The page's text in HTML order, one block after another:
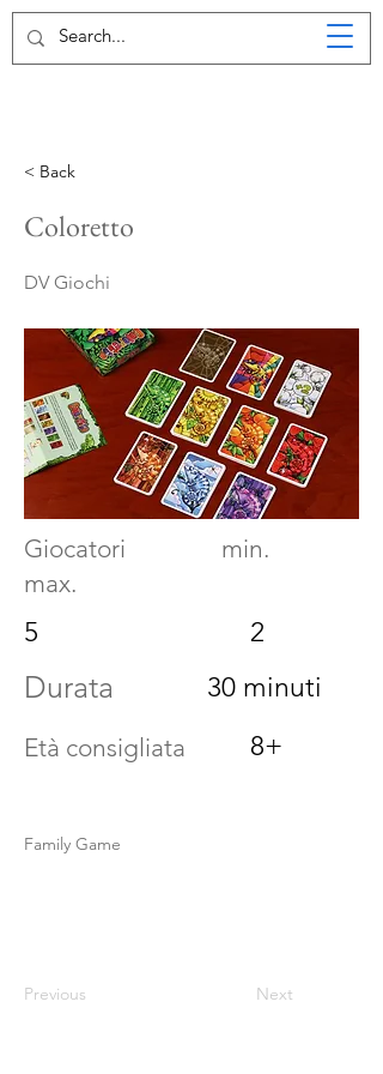
< Back
Coloretto
DV Giochi
Giocatori min.
max.
5
Durata
2
30 minuti
Età consigliata 8+
Family Game
Previous Next